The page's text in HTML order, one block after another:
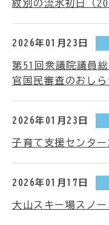
紋別の流氷初日（
2026年01月23日
第51回衆議院議員
官国民審査のおしら
2026年01月23日
子育て支援センタ
2026年01月17日
大山スキー場スノ